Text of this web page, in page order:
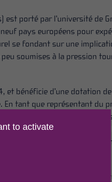
est porté par l’université de
pays européens pour
se fondant sur une
soumises à la pression
et bénéficie d’une dotation
En tant que représentant du
avec ses
de France en s’appuyant
le réseau des
Bibracte – Mont-Beuvray a
to activate